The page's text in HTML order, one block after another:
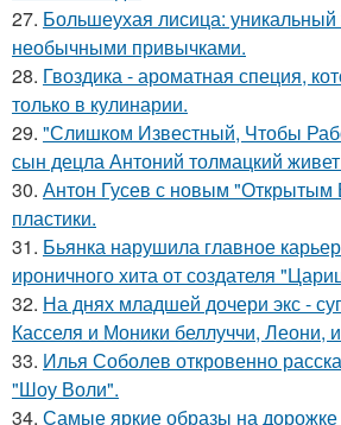
27. Большеухая лисица:
необычными привычками.
28. Гвоздика - ароматная специя,
только в кулинарии.
29. "Слишком Известный, Чтобы
сын децла Антоний толмацкий
30. Антон Гусев с новым "Открытым
пластики.
31. Бьянка нарушила главное
ироничного хита от создателя
32. На днях младшей дочери экс -
Касселя и Моники беллуччи, Леони,
33. Илья Соболев откровенно
"Шоу Воли".
34. Самые яркие образы на